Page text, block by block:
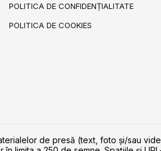
POLITICA DE CONFIDENȚIALITATE
POLITICA DE COOKIES
de presă (text, foto și/sau